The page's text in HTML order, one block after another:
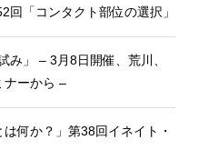
「コンタクト部位の選択」
み」 – 3月8日開催、荒川、
ナーから –
何か？」第38回イネイト・